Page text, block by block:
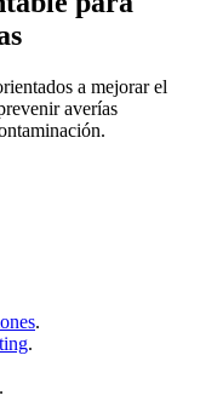
a mejorar el
averías
.
.
.